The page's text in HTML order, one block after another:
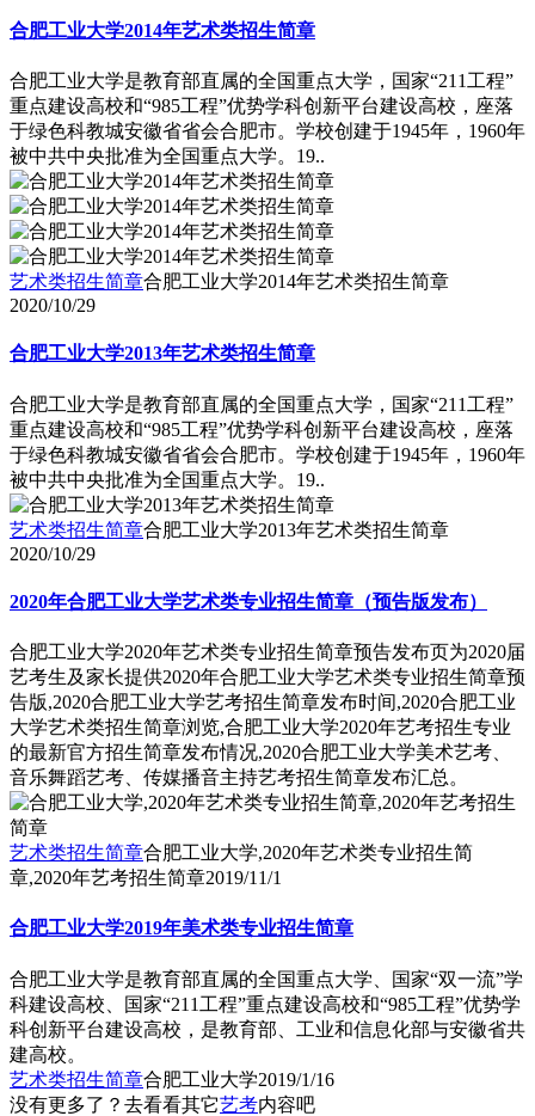
合肥工业大学2014年艺术类招生简章
合肥工业大学是教育部直属的全国重点大学，国家“211工程”
重点建设高校和“985工程”优势学科创新平台建设高校，座落
于绿色科教城安徽省省会合肥市。学校创建于1945年，1960年
被中共中央批准为全国重点大学。19..
艺术类招生简章合肥工业大学2014年艺术类招生简章
2020/10/29
合肥工业大学2013年艺术类招生简章
合肥工业大学是教育部直属的全国重点大学，国家“211工程”
重点建设高校和“985工程”优势学科创新平台建设高校，座落
于绿色科教城安徽省省会合肥市。学校创建于1945年，1960年
被中共中央批准为全国重点大学。19..
艺术类招生简章合肥工业大学2013年艺术类招生简章
2020/10/29
2020年合肥工业大学艺术类专业招生简章（预告版发布）
合肥工业大学2020年艺术类专业招生简章预告发布页为2020届
艺考生及家长提供2020年合肥工业大学艺术类专业招生简章预
告版,2020合肥工业大学艺考招生简章发布时间,2020合肥工业
大学艺术类招生简章浏览,合肥工业大学2020年艺考招生专业
的最新官方招生简章发布情况,2020合肥工业大学美术艺考、
音乐舞蹈艺考、传媒播音主持艺考招生简章发布汇总。
艺术类招生简章合肥工业大学,2020年艺术类专业招生简
章,2020年艺考招生简章2019/11/1
合肥工业大学2019年美术类专业招生简章
合肥工业大学是教育部直属的全国重点大学、国家“双一流”学
科建设高校、国家“211工程”重点建设高校和“985工程”优势学
科创新平台建设高校，是教育部、工业和信息化部与安徽省共
建高校。
艺术类招生简章合肥工业大学2019/1/16
没有更多了？去看看其它艺考内容吧